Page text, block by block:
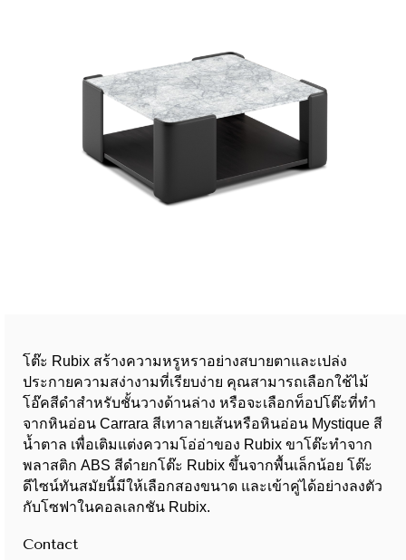
โต๊ะ Rubix สร้างความหรูหราอย่างสบายตาและเปล่ง
ประกายความสง่างามที่เรียบง่าย คุณสามารถเลือกใช้ไม้
โอ๊คสีดำสำหรับชั้นวางด้านล่าง หรือจะเลือกท็อปโต๊ะที่ทำ
จากหินอ่อน Carrara สีเทาลายเส้นหรือหินอ่อน Mystique สี
น้ำตาล เพื่อเติมแต่งความโอ่อ่าของ Rubix ขาโต๊ะทำจาก
พลาสติก ABS สีดำยกโต๊ะ Rubix ขึ้นจากพื้นเล็กน้อย โต๊ะ
ดีไซน์ทันสมัยนี้มีให้เลือกสองขนาด และเข้าคู่ได้อย่างลงตัว
กับโซฟาในคอลเลกชัน Rubix.
Contact